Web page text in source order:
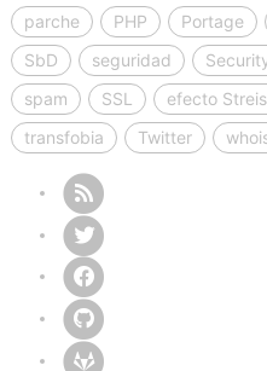
parche
PHP Portage
SbD
seguridad
spam
SSL efecto
transfobia
Twitter